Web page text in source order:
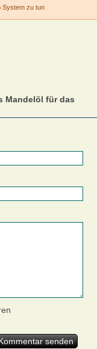
System zu tun
Mandelöl für das